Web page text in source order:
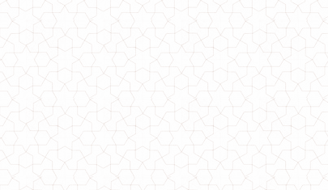
Жіноча красива сукня великого розміру
610.00грн.